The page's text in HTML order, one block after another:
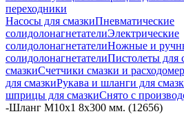
переходники
Насосы для смазкиПневматические
солидолонагнетателиЭлектрические
солидолонагнетателиНожные и
солидолонагнетателиПистолеты для
смазкиСчетчики смазки и
для смазкиРукава и шланги для
шприцы для смазкиСнято с
-Шланг М10х1 8х300 мм. (12656)